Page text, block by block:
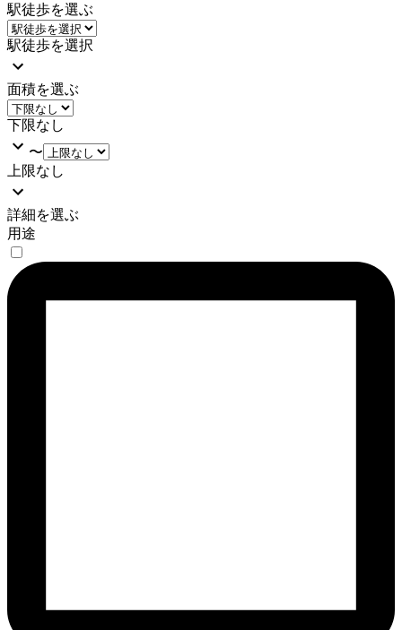
駅徒歩を選ぶ
駅徒歩を選択
面積を選ぶ
下限なし
〜
上限なし
詳細を選ぶ
用途